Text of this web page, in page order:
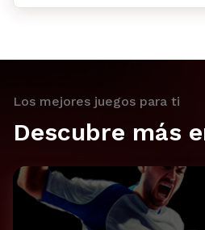
Los mejores juegos para ti
Descubre más